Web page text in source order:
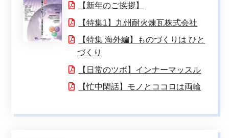
【新年のご挨拶】
【特集1】九州耐火煉瓦株式会社
【特集 海外編】ものづくりは ひと
づくり
【日常のツボ】インナーマッスル
【忙中閑話】モノとココロは両輪